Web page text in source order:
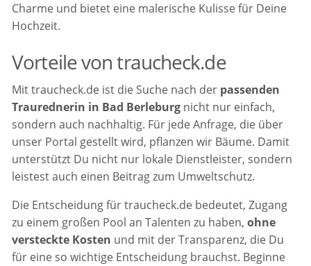
Charme und bietet eine malerische Kulisse für Deine
Hochzeit.
Vorteile von traucheck.de
Mit traucheck.de ist die Suche nach der passenden
Traurednerin in Bad Berleburg nicht nur einfach,
sondern auch nachhaltig. Für jede Anfrage, die über
unser Portal gestellt wird, pflanzen wir Bäume. Damit
unterstützt Du nicht nur lokale Dienstleister, sondern
leistest auch einen Beitrag zum Umweltschutz.
Die Entscheidung für traucheck.de bedeutet, Zugang
zu einem großen Pool an Talenten zu haben,ohne
versteckte Kosten und mit der Transparenz, die Du
für eine so wichtige Entscheidung brauchst. Beginne